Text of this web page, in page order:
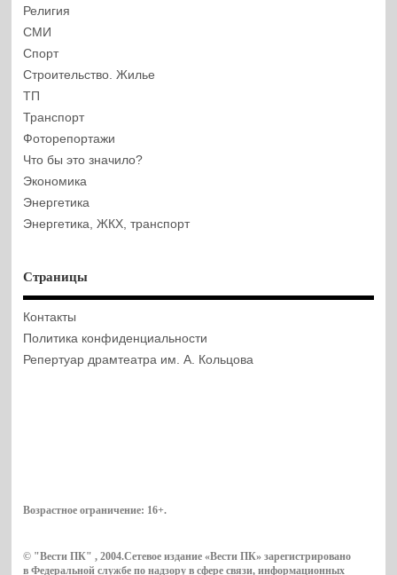
Религия
СМИ
Спорт
Строительство. Жилье
ТП
Транспорт
Фоторепортажи
Что бы это значило?
Экономика
Энергетика
Энергетика, ЖКХ, транспорт
Страницы
Контакты
Политика конфиденциальности
Репертуар драмтеатра им. А. Кольцова
Возрастное ограничение: 16+.
© "Вести ПК" , 2004.Сетевое издание «Вести ПК» зарегистрировано
в Федеральной службе по надзору в сфере связи, информационных